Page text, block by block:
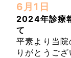
6月1日
2024年診療
て
平素より当
りがとうござ